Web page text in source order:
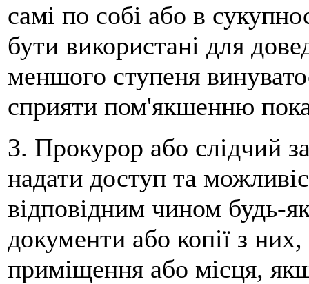
самі по собі або в
бути використані для
меншого ступеня
сприяти пом'якшенню
3. Прокурор або слідчий
надати доступ та
відповідним чином будь-
документи або копії з
приміщення або місця,